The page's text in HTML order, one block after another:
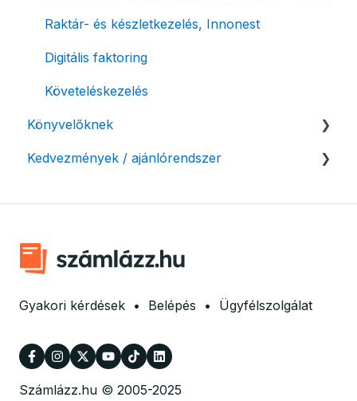
Adózási támogatás egyéni vállalkozásoknak
Raktár- és készletkezelés, Innonest
Digitális faktoring
Követeléskezelés
Könyvelőknek
Listák / adatexport
Könyvelői hozzáférés
Kedvezmények / ajánlórendszer
Ingyenes csomag alapítványoknak
Gyakori kérdések • Belépés • Ügyfélszolgálat
Számlázz.hu © 2005-2025